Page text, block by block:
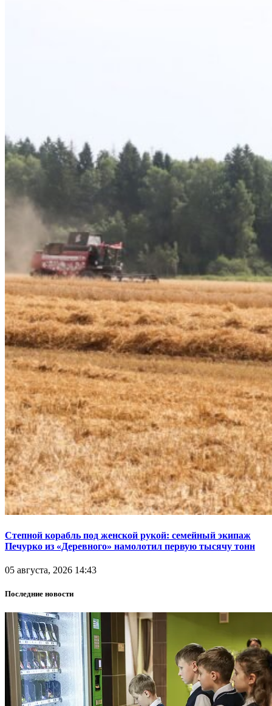
Степной корабль под женской рукой: семейный экипаж
Печурко из «Деревного» намолотил первую тысячу тонн
05 августа, 2026 14:43
Последние новости